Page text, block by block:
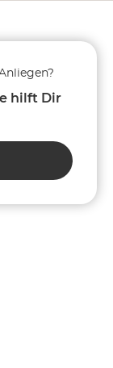
hilft Dir